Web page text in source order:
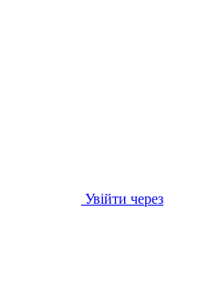
Увійти через